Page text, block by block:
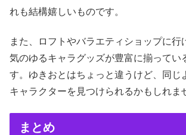
れも結構嬉しいものです。
また、ロフトやバラエティショップに行
気のゆるキャラグッズが豊富に揃ってい
す。ゆきおとはちょっと違うけど、同じ
キャラクターを見つけられるかもしれま
まとめ